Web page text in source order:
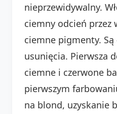
nieprzewidywalny.
ciemny odcień przez
ciemne pigmenty.
usunięcia. Pierwsza
ciemne i czerwone
pierwszym
na blond, uzyskanie